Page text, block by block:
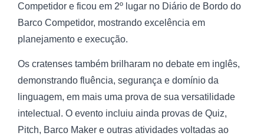
Competidor e ficou em 2º lugar no Diário de Bordo do
Barco Competidor, mostrando excelência em
planejamento e execução.
Os cratenses também brilharam no debate em inglês,
demonstrando fluência, segurança e domínio da
linguagem, em mais uma prova de sua versatilidade
intelectual. O evento incluiu ainda provas de Quiz,
Pitch, Barco Maker e outras atividades voltadas ao